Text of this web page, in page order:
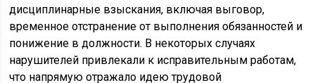
дисциплинарные взыскания, включая выговор,
временное отстранение от выполнения обязанностей и
понижение в должности. В некоторых случаях
нарушителей привлекали к исправительным работам,
что напрямую отражало идею трудовой